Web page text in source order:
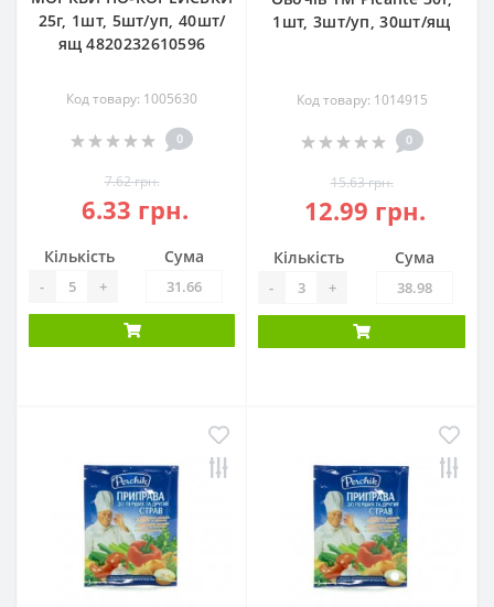
25г, 1шт, 5шт/уп, 40шт/
ящ 4820232610596
Код товару: 1005630
0
7.62 грн.
6.33 грн.
Кількість
- +
Сума
1шт, 3шт/уп, 30шт/ящ
Код товару: 1014915
0
15.63 грн.
12.99 грн.
Кількість
- +
Сума